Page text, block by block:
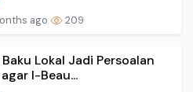
ago 209
Lokal Jadi Persoalan
I-Beau...